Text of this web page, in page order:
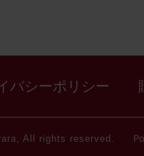
バシーポリシー
All rights reserved.